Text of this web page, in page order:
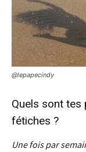
@lepapecindy
Quels sont
fétiches ?
Une fois par